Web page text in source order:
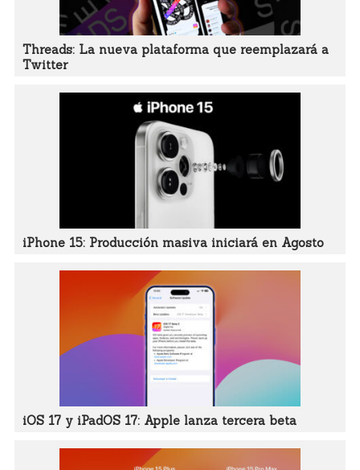
Threads: La nueva plataforma que reemplazará a
Twitter
iPhone 15: Producción masiva iniciará en Agosto
iOS 17 y iPadOS 17: Apple lanza tercera beta